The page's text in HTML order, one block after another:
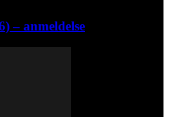
– anmeldelse